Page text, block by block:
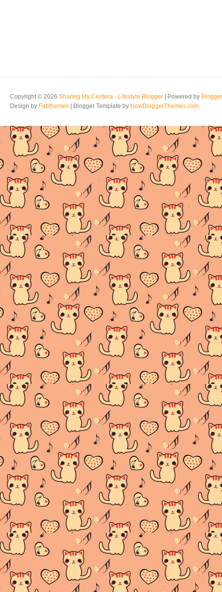
Copyright © 2026 Sharing My Ceritera - Lifestyle Blogger | Powered by Blogger
Design by Fabthemes | Blogger Template by NewBloggerThemes.com